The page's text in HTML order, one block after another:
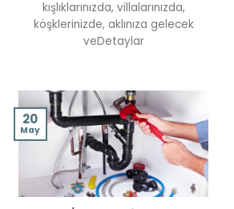
kışlıklarınızda, villalarınızda,
köşklerinizde, aklınıza gelecek
veDetaylar
20
May